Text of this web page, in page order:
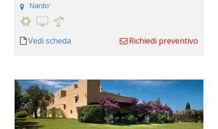
Nardo'
Vedi scheda Richiedi preventivo